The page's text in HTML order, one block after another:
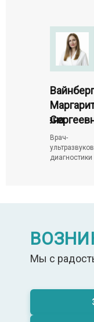
Вайнберг
Врач-
диагностики
Мы с